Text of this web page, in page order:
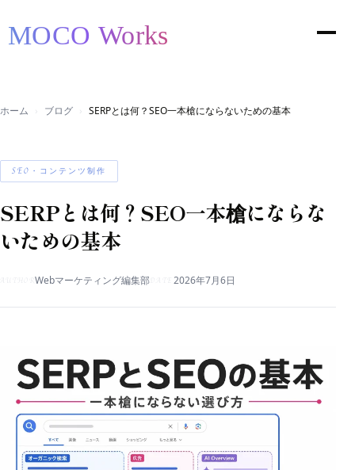
ホーム ブログ SERPとは何？SEO一本槍にならないための基本
SEO・コンテンツ制作
SERPとは何？SEO一本槍にならな
いための基本
AUTHORWebマーケティング編集部 2026年7月6日